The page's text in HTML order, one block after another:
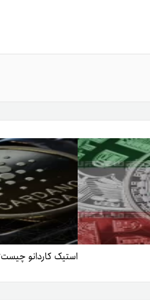
استیک کاردانو